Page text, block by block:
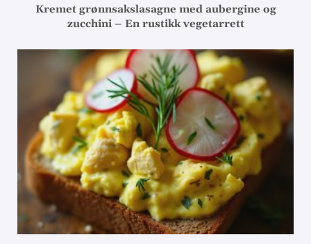
Kremet grønnsakslasagne med aubergine og
zucchini – En rustikk vegetarrett